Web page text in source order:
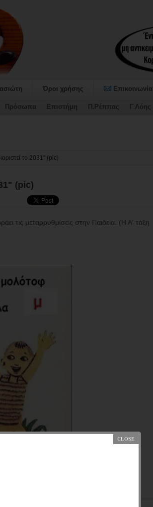
Όροι χρήσης Επικοινωνία
Πρόσωπα Επιστήμη Π.Ρέππας Γ.Λόης
και_
το 2031" (pic)
(pic)
τις μεταρρυθμίσεις στην Παιδεία. (Η Α' τάξη